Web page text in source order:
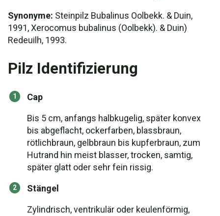
Synonyme: Steinpilz Bubalinus Oolbekk. & Duin,
1991, Xerocomus bubalinus (Oolbekk). & Duin)
Redeuilh, 1993.
Pilz Identifizierung
Cap
Bis 5 cm, anfangs halbkugelig, später konvex
bis abgeflacht, ockerfarben, blassbraun,
rötlichbraun, gelbbraun bis kupferbraun, zum
Hutrand hin meist blasser, trocken, samtig,
später glatt oder sehr fein rissig.
Stängel
Zylindrisch, ventrikulär oder keulenförmig,